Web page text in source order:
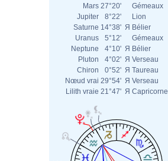
Mars 27°20'
Gémeaux
Jupiter
8°22'
Lion
Saturne 14°38' Я Bélier
Uranus
5°12'
Gémeaux
Neptune
4°10' Я Bélier
Pluton
4°02' Я Verseau
Chiron
0°52' Я Taureau
Nœud vrai 29°54' Я Verseau
Lilith vraie 21°47' Я Capricorne